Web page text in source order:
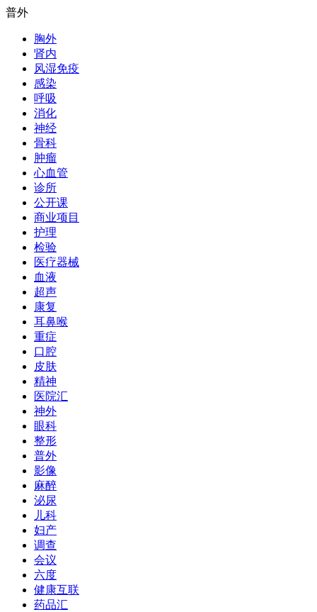
普外
胸外
肾内
风湿免疫
感染
呼吸
消化
神经
骨科
肿瘤
心血管
诊所
公开课
商业项目
护理
检验
医疗器械
血液
超声
康复
耳鼻喉
重症
口腔
皮肤
精神
医院汇
神外
眼科
整形
普外
影像
麻醉
泌尿
儿科
妇产
调查
会议
六度
健康互联
药品汇